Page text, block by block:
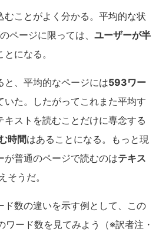
むことがよく分かる。平均的な状
のページに限っては、 ユーザーが半
とになる。
と、平均的なページには593ワー
いた。したがってこれまた平均す
キストを読むことだけに専念する
時間はあることになる。もっと現
が普通のページで読むのはテキス
そうだ。
ド数の違いを示す例として、この
ード数を見てみよう（※訳者注・